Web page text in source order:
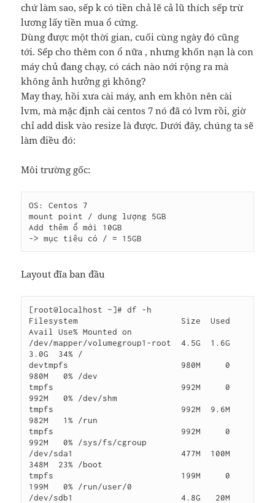
chứ làm sao, sếp k có tiền chả lẽ cả lũ thích sếp trừ
lương lấy tiền mua ổ cứng.
Dùng được một thời gian, cuối cùng ngày đó cũng
tới. Sếp cho thêm con ổ nữa , nhưng khốn nạn là con
máy chủ đang chạy, có cách nào nới rộng ra mà
không ảnh hưởng gì không?
May thay, hồi xưa cài máy, anh em khôn nên cài
lvm, mà mặc định cài centos 7 nó đã có lvm rồi, giờ
chỉ add disk vào resize là được. Dưới đây, chúng ta sẽ
làm điều đó:
Môi trường gốc:
OS: Centos 7
mount point / dung lượng 5GB
Add thêm ổ mới 10GB
-> mục tiêu có / = 15GB
Layout đĩa ban đầu
[root@localhost ~]# df -h
Filesystem                     Size  Used
Avail Use% Mounted on
/dev/mapper/volumegroup1-root  4.5G  1.6G
3.0G  34% /
devtmpfs                       980M     0
980M   0% /dev
tmpfs                          992M     0
992M   0% /dev/shm
tmpfs                          992M  9.6M
982M   1% /run
tmpfs                          992M     0
992M   0% /sys/fs/cgroup
/dev/sda1                      477M  100M
348M  23% /boot
tmpfs                          199M     0
199M   0% /run/user/0
/dev/sdb1                      4.8G   20M